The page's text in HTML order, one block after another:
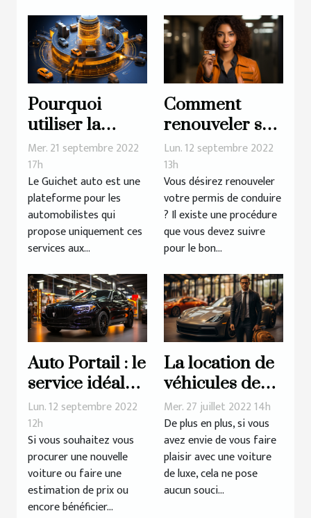
Pourquoi
utiliser la
plateforme
guichet auto ?
Mer. 21 septembre 2022
17h
Le Guichet auto est une
plateforme pour les
automobilistes qui
propose uniquement ces
services aux...
Comment
renouveler son
permis de
conduire ?
Lun. 12 septembre 2022
13h
Vous désirez renouveler
votre permis de conduire
? Il existe une procédure
que vous devez suivre
pour le bon...
Auto Portail : le
service idéal
pour tout
automobiliste
Lun. 12 septembre 2022
12h
Si vous souhaitez vous
procurer une nouvelle
voiture ou faire une
estimation de prix ou
encore bénéficier...
La location de
véhicules de
luxe : comment
ça se passe ?
Mer. 27 juillet 2022 14h
De plus en plus, si vous
avez envie de vous faire
plaisir avec une voiture
de luxe, cela ne pose
aucun souci...